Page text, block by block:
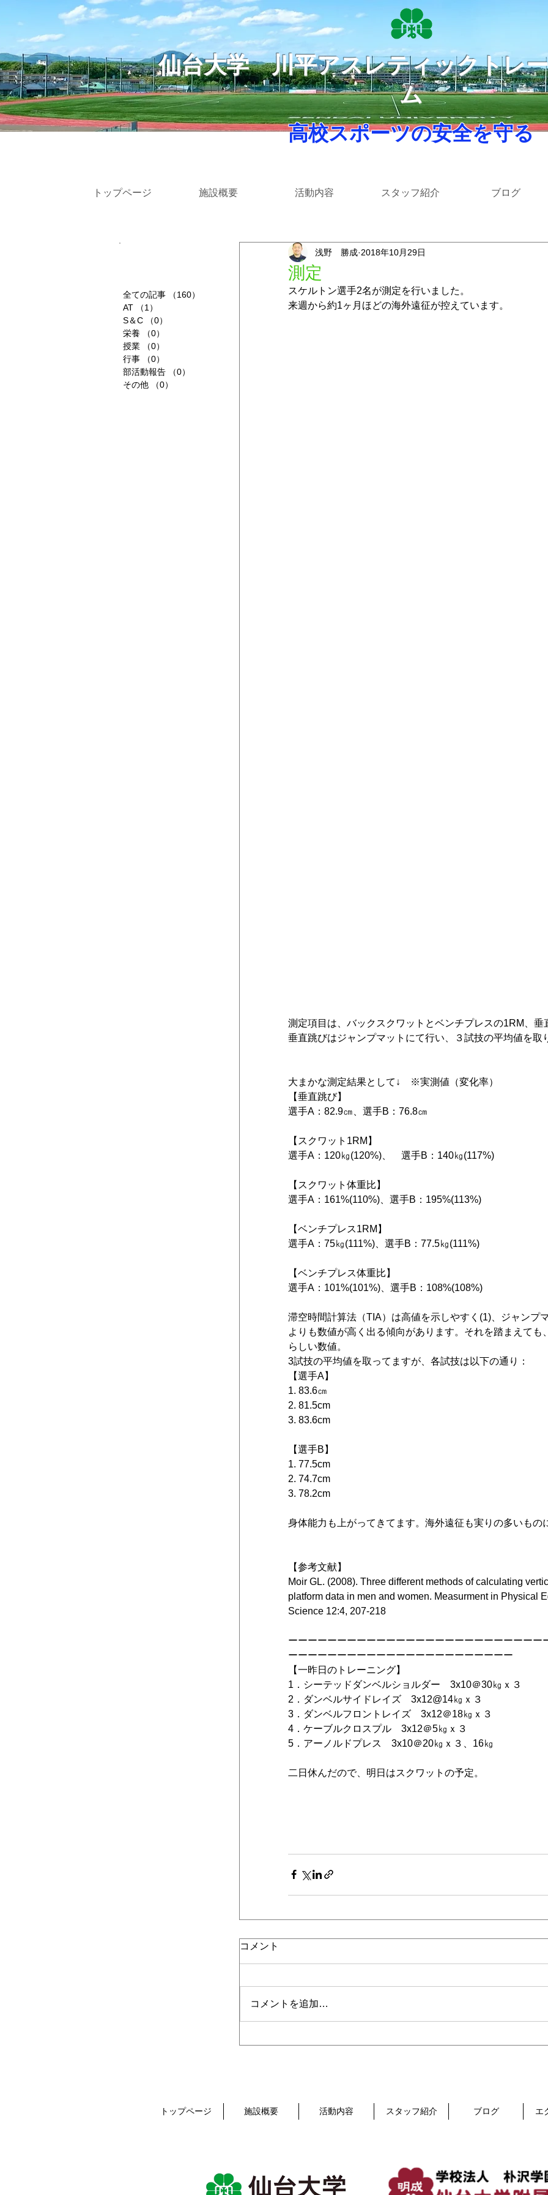
仙台大学川平アスレティックトレ
ム
​ 高校スポーツの安全を守る ​
トップページ 施設概要 活動内容 スタッフ紹介 ブログ
全ての記事 （160）
AT
（1）
S＆C
（0）
栄養
（0）
授業
（0）
行事
（0）
部活動報告
（0）
その他
（0）
測定
浅野 勝成 2018年10月29日
スケルトン選手2名が測定を行いました。
来週から約1ヶ月ほどの海外遠征が控えています。
測定項目は、バックスクワットとベンチプレスの1RM、垂
垂直跳びはジャンプマットにて行い、３試技の平均値を取
大まかな測定結果として↓　※実測値（変化率）
【垂直跳び】
選手A：82.9㎝、選手B：76.8㎝
【スクワット1RM】
選手A：120㎏(120%)、　選手B：140㎏(117%)
【スクワット体重比】
選手A：161%(110%)、選手B：195%(113%)
【ベンチプレス1RM】
選手A：75㎏(111%)、選手B：77.5㎏(111%)
【ベンチプレス体重比】
選手A：101%(101%)、選手B：108%(108%)
滞空時間計算法（TIA）は高値を示しやすく(1)、ジャンプ
よりも数値が高く出る傾向があります。それを踏まえても
らしい数値。
3試技の平均値を取ってますが、各試技は以下の通り：
【選手A】
1. 83.6㎝
2. 81.5cm
3. 83.6cm
【選手B】
1. 77.5cm
2. 74.7cm
3. 78.2cm
身体能力も上がってきてます。海外遠征も実りの多いもの
【参考文献】
Moir GL. (2008). Three different methods of calculating
platform data in men and women. Measurment in Physical
Science 12:4, 207-218
ーーーーーーーーーーーーーーーーーーーーーーーーーー
ーーーーーーーーーーーーーーーーーーーーーーー
【一昨日のトレーニング】
1．シーテッドダンベルショルダー　3x10＠30㎏ｘ３
2．ダンベルサイドレイズ　3x12@14㎏ｘ３
3．ダンベルフロントレイズ　3x12＠18㎏ｘ３
4．ケーブルクロスプル　3x12＠5㎏ｘ３
5．アーノルドプレス　3x10＠20㎏ｘ３、16㎏
二日休んだので、明日はスクワットの予定。
コメント
コメントを追加…
トップページ 施設概要 活動内容 スタッフ紹介 ブログ エ